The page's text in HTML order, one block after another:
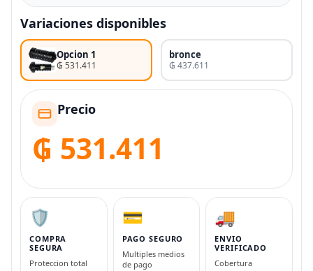
Variaciones disponibles
Opcion 1
₲ 531.411
bronce
₲ 437.611
Precio
₲ 531.411
🛡️
COMPRA
SEGURA
Proteccion total
💳
PAGO SEGURO
Multiples medios
de pago
🚚
ENVIO
VERIFICADO
Cobertura